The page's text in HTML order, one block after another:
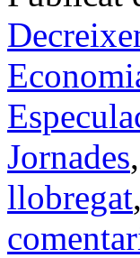
Jornades,
llobregat,